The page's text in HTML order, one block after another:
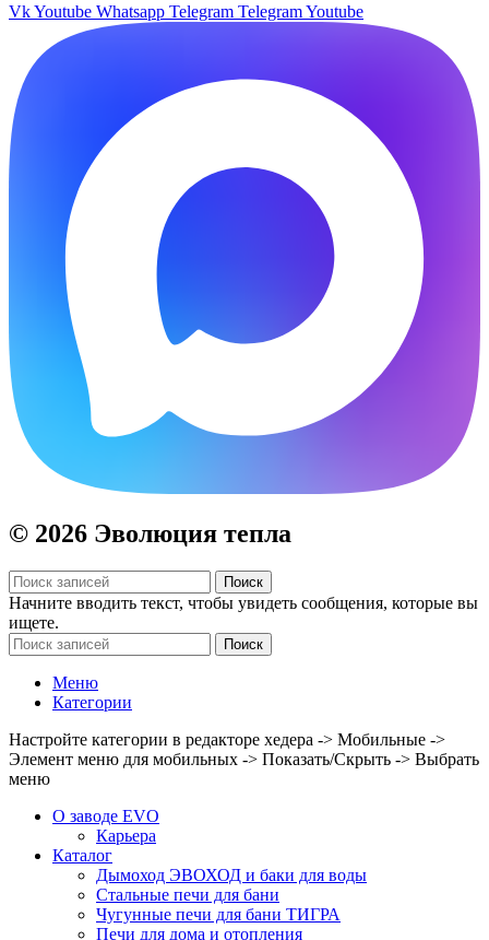
VkYoutube Whatsapp Telegram TelegramYoutube
© 2026 Эволюция тепла
Поиск
Начните вводить текст, чтобы увидеть сообщения, которые вы
ищете.
Поиск
Меню
Категории
Настройте категории в редакторе хедера -> Мобильные ->
Элемент меню для мобильных -> Показать/Скрыть -> Выбрать
меню
О заводе EVO
Карьера
Каталог
Дымоход ЭВОХОД и баки для воды
Стальные печи для бани
Чугунные печи для бани ТИГРА
Печи для дома и отопления